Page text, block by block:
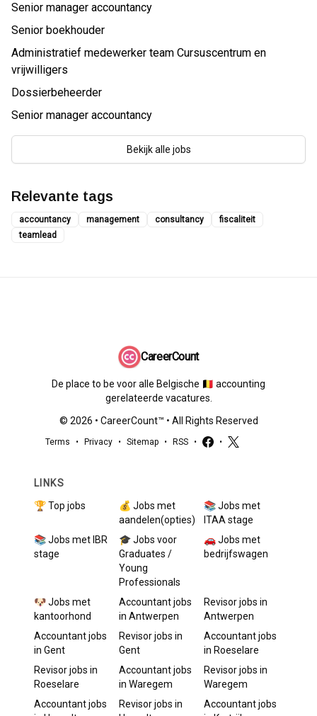
Senior manager accountancy
Senior boekhouder
Administratief medewerker team Cursuscentrum en
vrijwilligers
Dossierbeheerder
Senior manager accountancy
Bekijk alle jobs
Relevante tags
accountancy management consultancy
fiscaliteit
teamlead
CareerCount
De place to be voor alle Belgische 🇧🇪 accounting
gerelateerde vacatures.
© 2026 • CareerCount™ • All Rights Reserved
Terms • Privacy • Sitemap • RSS • •
LINKS
🏆 Top jobs
💰 Jobs met
aandelen(opties)
📚 Jobs met
ITAA stage
📚 Jobs met IBR
stage
🎓 Jobs voor
Graduates /
Young
Professionals
🚗 Jobs met
bedrijfswagen
🐶 Jobs met
kantoorhond
Accountantjobs
in Antwerpen
Revisorjobs in
Antwerpen
Accountantjobs
in Gent
Revisorjobs in
Gent
Accountantjobs
in Roeselare
Revisorjobs in
Roeselare
Accountantjobs
in Waregem
Revisorjobs in
Waregem
Accountantjobs
Revisorjobs in
Accountantjobs